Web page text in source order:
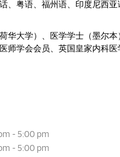
、粤语、福州语、印度尼西亚
华大学）、医学学士（墨尔
师学会会员、英国皇家内科
- 5:00 pm
- 5:00 pm